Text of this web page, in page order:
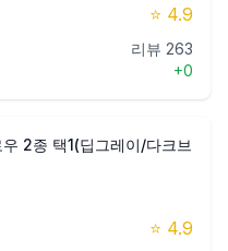
⭐ 4.9
리뷰 263
+0
2종 택1(딥그레이/다크브
⭐ 4.9